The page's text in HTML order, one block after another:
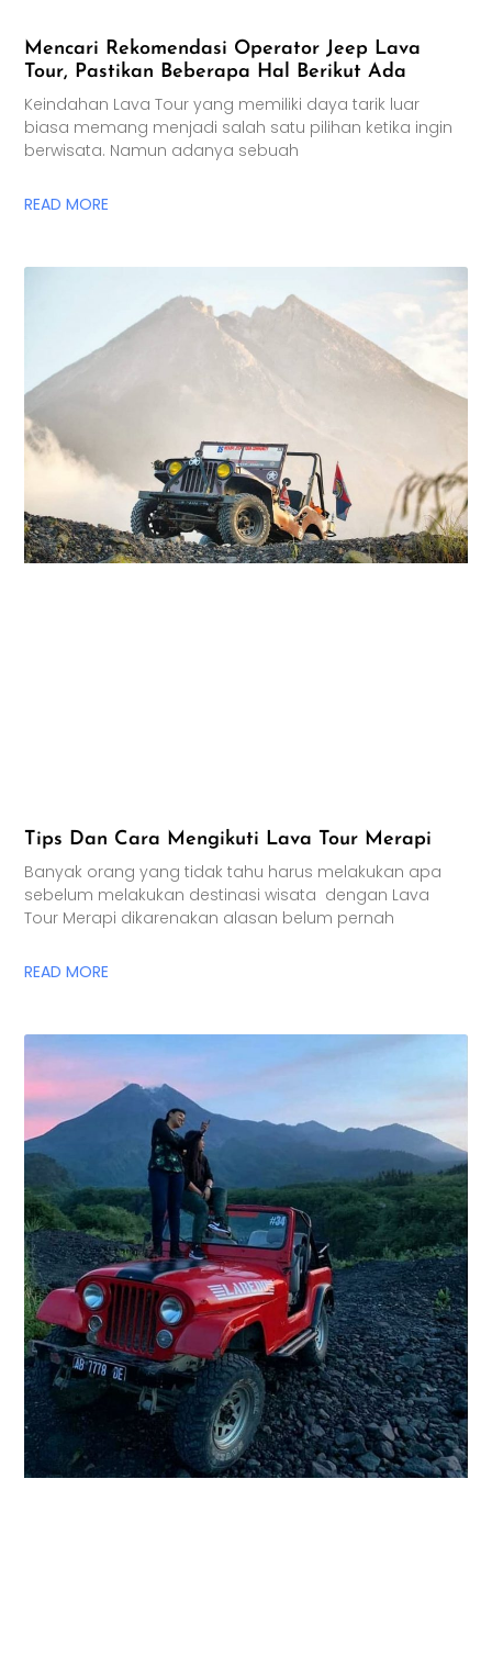
Mencari Rekomendasi Operator Jeep Lava
Tour, Pastikan Beberapa Hal Berikut Ada
Keindahan Lava Tour yang memiliki daya tarik luar
biasa memang menjadi salah satu pilihan ketika ingin
berwisata. Namun adanya sebuah
READ MORE
Tips Dan Cara Mengikuti Lava Tour Merapi
Banyak orang yang tidak tahu harus melakukan apa
sebelum melakukan destinasi wisata dengan Lava
Tour Merapi dikarenakan alasan belum pernah
READ MORE